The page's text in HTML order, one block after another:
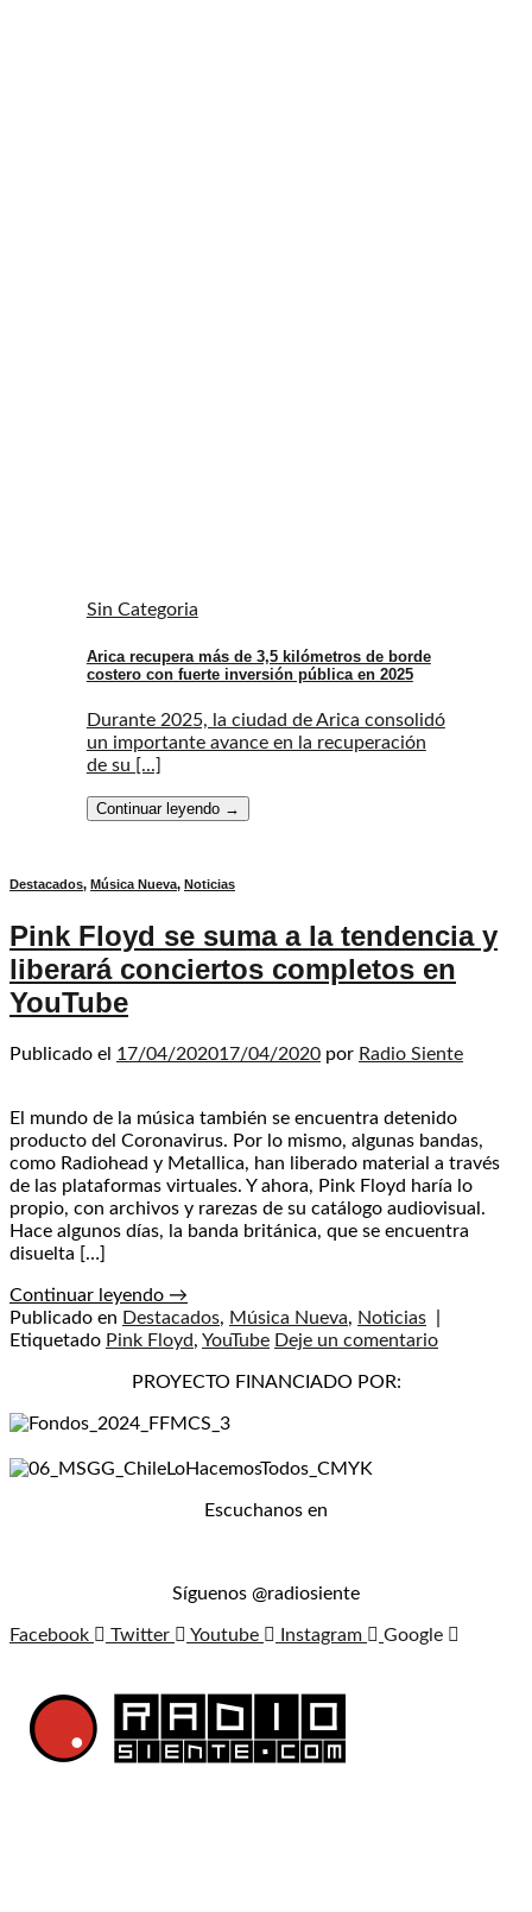
Sin Categoria
Arica recupera más de 3,5 kilómetros de borde
costero con fuerte inversión pública en 2025
Durante 2025, la ciudad de Arica consolidó
un importante avance en la recuperación
de su [...]
Continuar leyendo →
Destacados, Música Nueva, Noticias
Pink Floyd se suma a la tendencia y
liberará conciertos completos en
YouTube
Publicado el 17/04/202017/04/2020 por Radio Siente
El mundo de la música también se encuentra detenido
producto del Coronavirus. Por lo mismo, algunas bandas,
como Radiohead y Metallica, han liberado material a través
de las plataformas virtuales. Y ahora, Pink Floyd haría lo
propio, con archivos y rarezas de su catálogo audiovisual.
Hace algunos días, la banda británica, que se encuentra
disuelta […]
Continuar leyendo →
Publicado en Destacados, Música Nueva, Noticias
Etiquetado Pink Floyd, YouTube Deje un comentario
PROYECTO FINANCIADO POR:
Escuchanos en
Síguenos @radiosiente
Facebook Twitter Youtube Instagram Google